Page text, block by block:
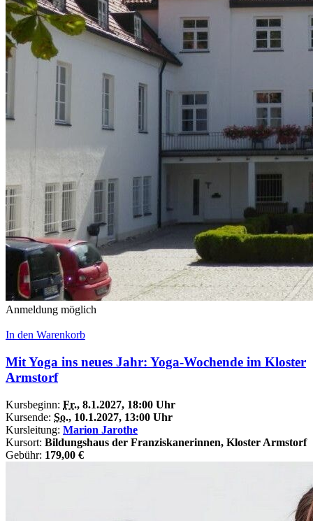
Anmeldung möglich
In den Warenkorb
Mit Yoga ins neues Jahr: Yoga-Wochende im Kloster
Armstorf
Kursbeginn: Fr., 8.1.2027, 18:00 Uhr
Kursende: So., 10.1.2027, 13:00 Uhr
Kursleitung: Marion Jarothe
Kursort: Bildungshaus der Franziskanerinnen, Kloster Armstorf
Gebühr: 179,00 €